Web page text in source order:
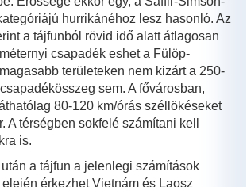
hurrikánéhoz lesz hasonló. Az
a tájfunból rövid idő alatt átlagosan
csapadék eshet a Fülöp-
területeken nem kizárt a 250-
sem. A fővárosban,
80-120 km/órás széllökéseket
A térségben sokfelé számítani kell
is.
a tájfun a jelenlegi számítások
érkezhet Vietnám és Laosz